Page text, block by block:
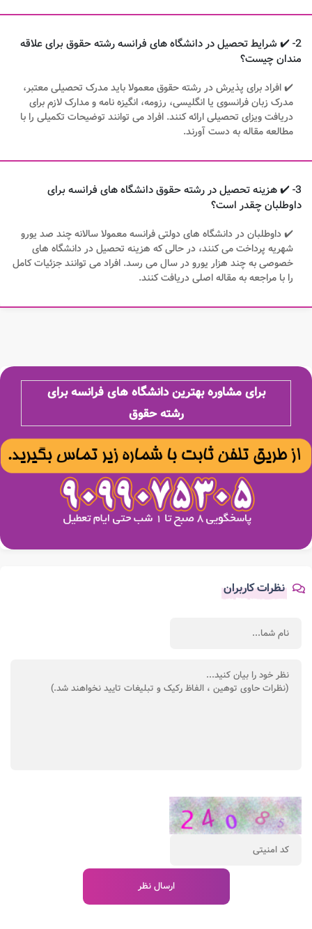
2- ✔️ شرایط تحصیل در دانشگاه های فرانسه رشته حقوق برای علاقه
مندان چیست؟
✔️ افراد برای پذیرش در رشته حقوق معمولا باید مدرک تحصیلی معتبر،
مدرک زبان فرانسوی یا انگلیسی، رزومه، انگیزه نامه و مدارک لازم برای
دریافت ویزای تحصیلی ارائه کنند. افراد می توانند توضیحات تکمیلی را با
مطالعه مقاله به دست آورند.
3- ✔️ هزینه تحصیل در رشته حقوق دانشگاه های فرانسه برای
داوطلبان چقدر است؟
✔️ داوطلبان در دانشگاه های دولتی فرانسه معمولا سالانه چند صد یورو
شهریه پرداخت می کنند، در حالی که هزینه تحصیل در دانشگاه های
خصوصی به چند هزار یورو در سال می رسد. افراد می توانند جزئیات کامل
را با مراجعه به مقاله اصلی دریافت کنند.
برای مشاوره بهترین دانشگاه های فرانسه برای
رشته حقوق
نظرات کاربران